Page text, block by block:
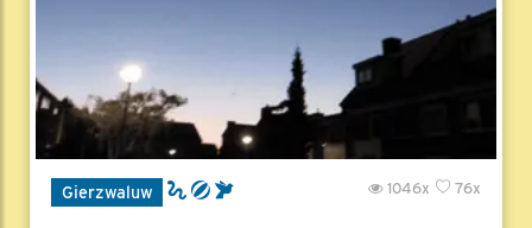
Gierzwaluw 76x
1046x